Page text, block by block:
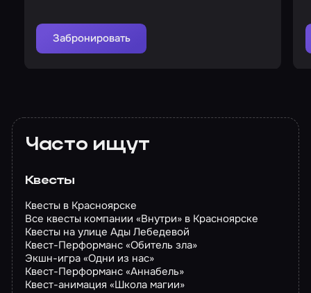
Забронировать
Часто ищут
Квесты
Квесты в Красноярске
Все квесты компании «Внутри» в Красноярске
Квесты на улице Ады Лебедевой
Квест-Перформанс «Обитель зла»
Экшн-игра «Одни из нас»
Квест-Перформанс «Аннабель»
Квест-анимация «Школа магии»